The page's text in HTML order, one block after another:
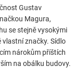
Gustav
Magura,
se stejně vysokými
značky. Sídlo
nárokům příštích
na obálku budovy.